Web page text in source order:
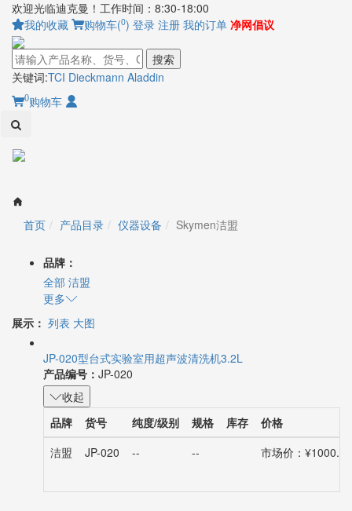
欢迎光临迪克曼！工作时间：8:30-18:00
我的收藏
购物车(0) 登录 注册 我的订单 净网倡议
搜索
关键词:TCI Dieckmann Aladdin
0购物车
首页 产品目录 仪器设备 Skymen洁盟
品牌：
全部 洁盟
更多
展示： 列表 大图
JP-020型台式实验室用超声波清洗机3.2L
产品编号： JP-020
收起
品牌
货号 纯度/级别 规格 库存
价格
洁盟
JP-020 -- -- 市场价：¥1000.00